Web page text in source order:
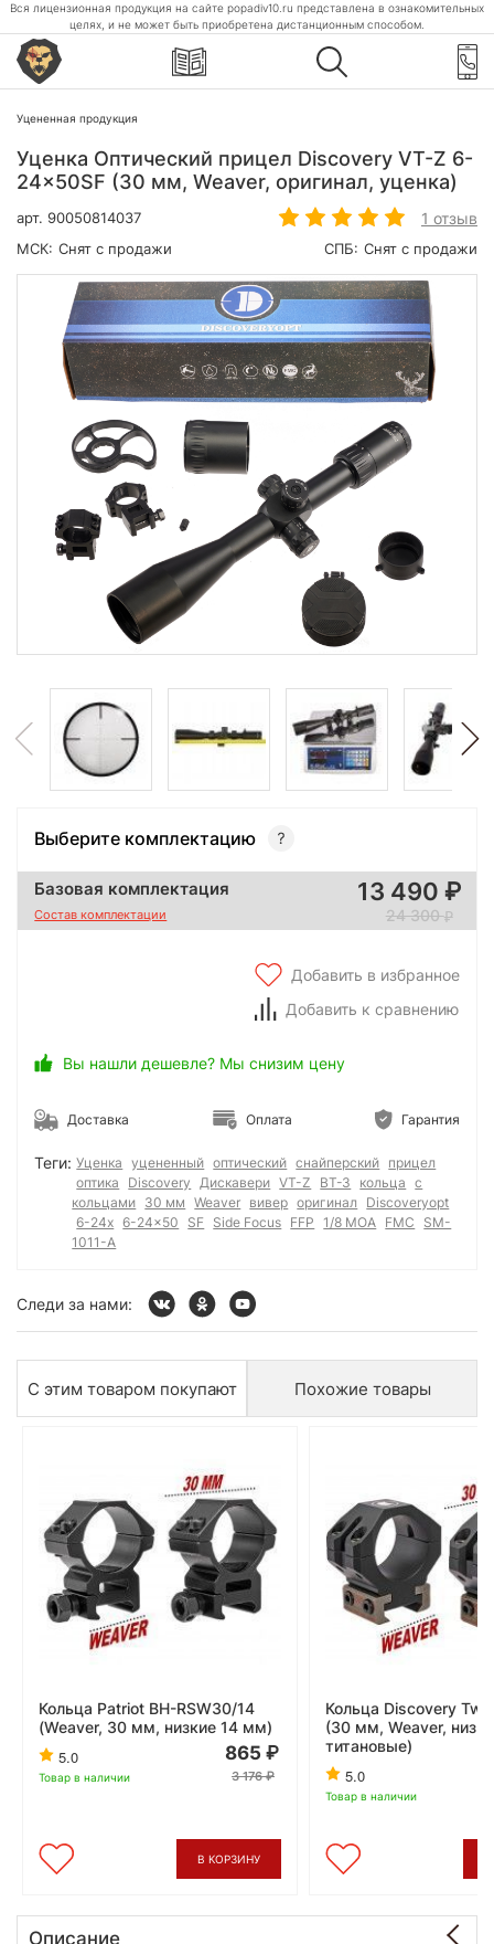
Вся лицензионная продукция на сайте popadiv10.ru представлена в ознакомительных
целях, и не может быть приобретена дистанционным способом.
Уцененная продукция
Уценка Оптический прицел Discovery VT-Z 6-
24x50SF (30 мм, Weaver, оригинал, уценка)
арт. 90050814037 1 отзыв
МСК: Снят с продажи СПБ: Снят с продажи
Выберите комплектацию
Базовая комплектация
Состав комплектации
13 490
24 300
Добавить в избранное
Добавить к сравнению
Вы нашли дешевле? Мы снизим цену
Доставка Оплата Гарантия
Теги: Уценка уцененный оптический снайперский прицел
оптика
Discovery Дискавери VT-Z ВТ-З кольца
с
кольцами 30 мм Weaver вивер оригинал
Discoveryopt
6-24x 6-24x50 SF Side Focus FFP 1/8 MOA FMC
SM-
1011-A
Следи за нами:
С этим товаром покупают Похожие товары
Кольца Patriot BH-RSW30/14
(Weaver, 30 мм, низкие 14 мм)
5.0
Товар в наличии
865
3 176
В КОРЗИНУ
Кольца Discovery
(30 мм, Weaver,
титановые)
5.0
Товар в наличии
Описание